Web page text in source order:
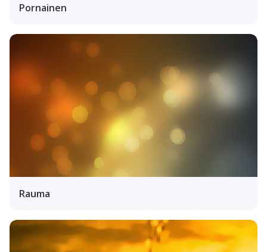
Pornainen
Rauma